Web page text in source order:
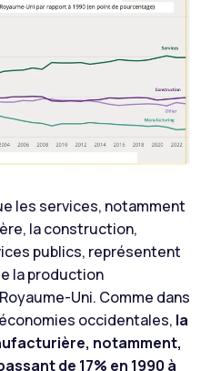
les services, notamment
la construction,
publics, représentent
la production
Uni. Comme dans
occidentales, la
notamment,
de 17% en 1990 à